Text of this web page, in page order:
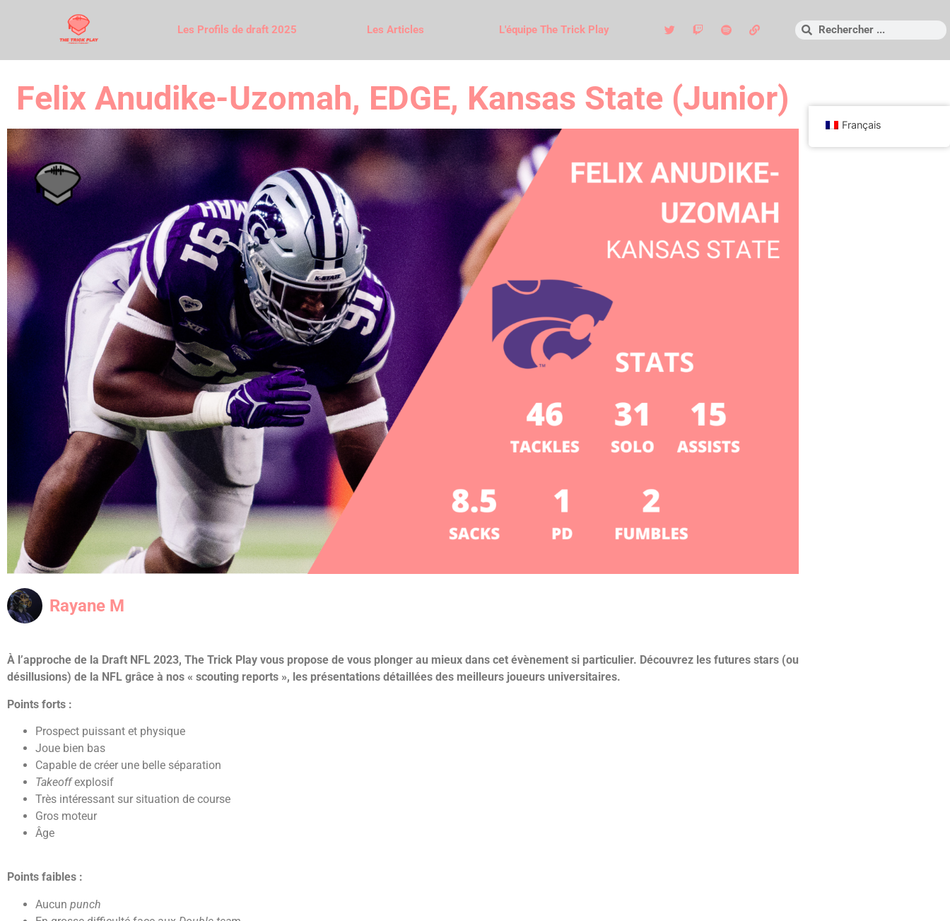
Les Profils de draft 2025 Les Articles L'équipe The Trick Play
Felix Anudike-Uzomah, EDGE, Kansas State (Junior)
Rayane M
À l’approche de la Draft NFL 2023, The Trick Play vous propose de vous plonger au mieux dans cet évènement si particulier. Découvrez les futures stars (ou
désillusions) de la NFL grâce à nos « scouting reports », les présentations détaillées des meilleurs joueurs universitaires.
Points forts :
Prospect puissant et physique
Joue bien bas
Capable de créer une belle séparation
Takeoffexplosif
Très intéressant sur situation de course
Gros moteur
Âge
Points faibles :
Aucun punch
Français